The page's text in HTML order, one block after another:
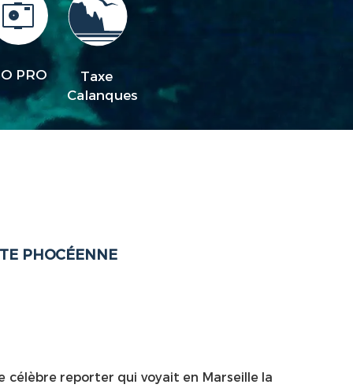
PRO
Taxe
Calanques
PHOCÉENNE
célèbre reporter qui voyait en Marseille la